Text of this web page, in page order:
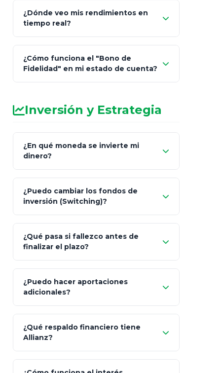
"Link
de Cobro Seguro"
¿Dónde veo mis rendimientos en
tiempo real?
¿Cómo funciona el "Bono de
Fidelidad" en mi estado de cuenta?
Inversión y Estrategia
¿En qué moneda se invierte mi
dinero?
inflación), Dólares o Euros
¿Puedo cambiar los fondos de
inversión (Switching)?
"Switching" (cambio de fondos)
¿Qué pasa si fallezco antes de
finalizar el plazo?
100% a tus
beneficiarios designados
¿Puedo hacer aportaciones
adicionales?
¿Qué respaldo financiero tiene
Allianz?